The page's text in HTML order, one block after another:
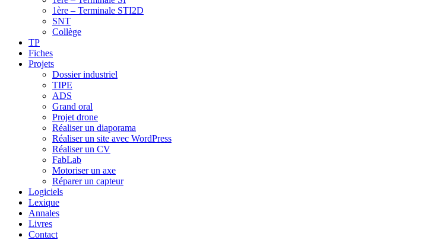
1ère – Terminale STI2D
SNT
Collège
TP
Fiches
Projets
Dossier industriel
TIPE
ADS
Grand oral
Projet drone
Réaliser un diaporama
Réaliser un site avec WordPress
Réaliser un CV
FabLab
Motoriser un axe
Réparer un capteur
Logiciels
Lexique
Annales
Livres
Contact